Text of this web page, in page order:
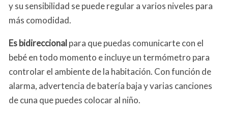
y su sensibilidad se puede regular a varios niveles para
más comodidad.
Es bidireccional para que puedas comunicarte con el
bebé en todo momento e incluye un termómetro para
controlar el ambiente de la habitación. Con función de
alarma, advertencia de batería baja y varias canciones
de cuna que puedes colocar al niño.